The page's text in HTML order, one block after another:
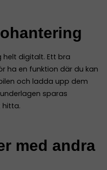
digitalt. Ett bra
ha en funktion där du kan
och ladda upp dem
sparas
med andra